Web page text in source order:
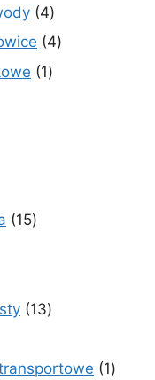
44
produkty
44
11
1515
1313
11